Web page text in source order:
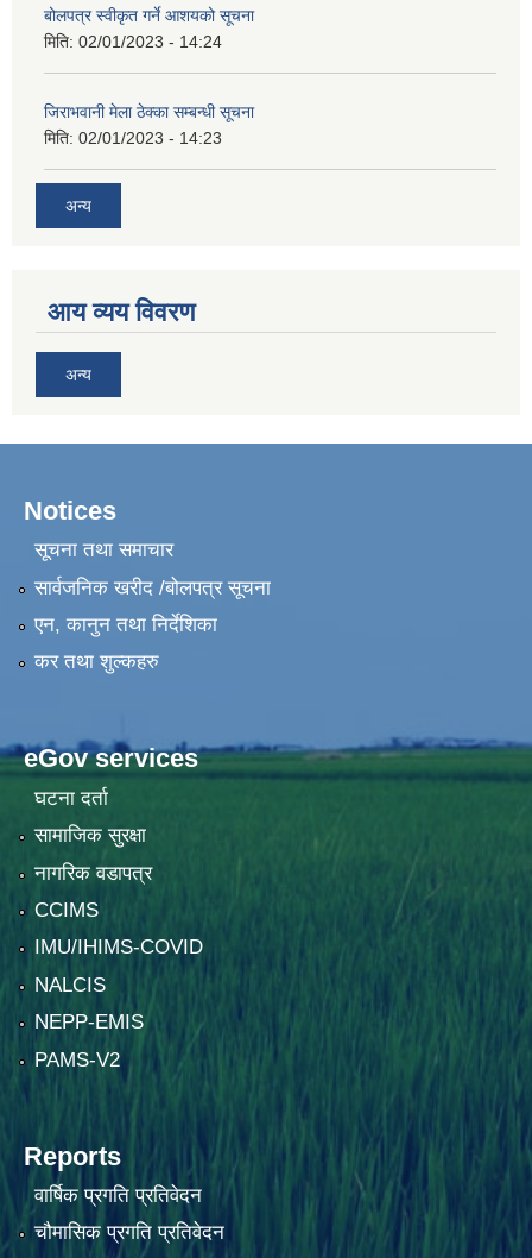
बोलपत्र स्वीकृत गर्ने आशयको सूचना
मिति: 02/01/2023 - 14:24
जिराभवानी मेला ठेक्का सम्बन्धी सूचना
मिति: 02/01/2023 - 14:23
अन्य
आय व्यय विवरण
अन्य
Notices
सूचना तथा समाचार
सार्वजनिक खरीद /बोलपत्र सूचना
एन, कानुन तथा निर्देशिका
कर तथा शुल्कहरु
eGov services
घटना दर्ता
सामाजिक सुरक्षा
नागरिक वडापत्र
CCIMS
IMU/IHIMS-COVID
NALCIS
NEPP-EMIS
PAMS-V2
Reports
वार्षिक प्रगति प्रतिवेदन
चौमासिक प्रगति प्रतिवेदन